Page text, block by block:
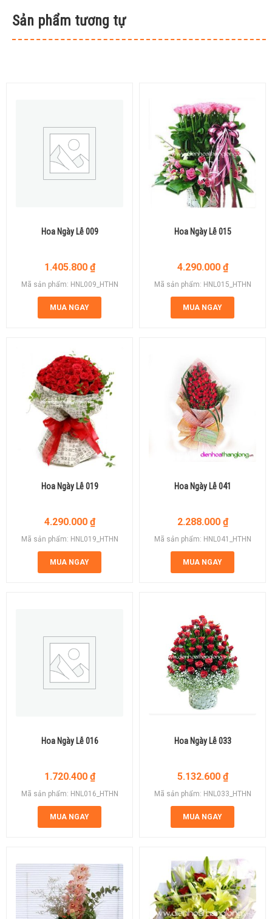
Sản phẩm tương tự
Hoa Ngày Lễ 009
1.405.800 ₫
Mã sản phẩm: HNL009_HTHN
MUA NGAY
Hoa Ngày Lễ 015
4.290.000 ₫
Mã sản phẩm: HNL015_HTHN
MUA NGAY
Hoa Ngày Lễ 019
4.290.000 ₫
Mã sản phẩm: HNL019_HTHN
MUA NGAY
Hoa Ngày Lễ 041
2.288.000 ₫
Mã sản phẩm: HNL041_HTHN
MUA NGAY
Hoa Ngày Lễ 016
1.720.400 ₫
Mã sản phẩm: HNL016_HTHN
MUA NGAY
Hoa Ngày Lễ 033
5.132.600 ₫
Mã sản phẩm: HNL033_HTHN
MUA NGAY